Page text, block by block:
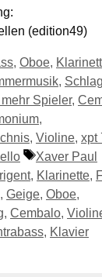
(edition49)
, Oboe,
,
Spieler,
,
, Violine, xpt
Schlagwörter
Xaver Paul
, Klarinette,
, Geige, Oboe,
, Cembalo,
, Klavier